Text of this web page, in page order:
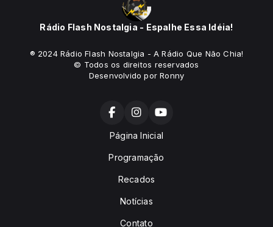
Rádio Flash Nostalgia - Espalhe Essa Idéia!
® 2024 Rádio Flash Nostalgia - A Rádio Que Não Chia!
© Todos os direitos reservados
Desenvolvido por Ronny
Página Inicial
Programação
Recados
Notícias
Contato